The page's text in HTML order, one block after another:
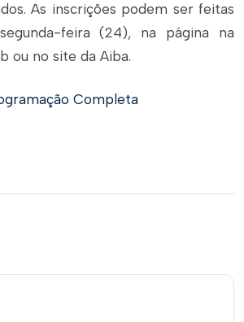
As inscrições podem ser feitas
feira (24), na página na
ou no site da Aiba.
Completa